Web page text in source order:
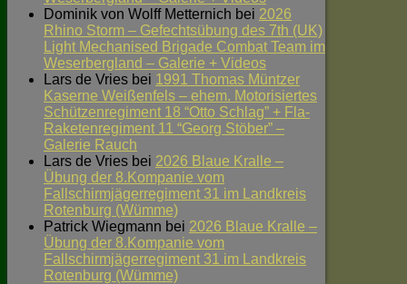
Dominik von Wolff Metternich bei 2026
Rhino Storm – Gefechtsübung des 7th (UK)
Light Mechanised Brigade Combat Team im
Weserbergland – Galerie + Videos
Lars de Vries bei 1991 Thomas Müntzer
Kaserne Weißenfels – ehem. Motorisiertes
Schützenregiment 18 “Otto Schlag” + Fla-
Raketenregiment 11 “Georg Stöber” –
Galerie Rauch
Lars de Vries bei 2026 Blaue Kralle –
Übung der 8.Kompanie vom
Fallschirmjägerregiment 31 im Landkreis
Rotenburg (Wümme)
Patrick Wiegmann bei 2026 Blaue Kralle –
Übung der 8.Kompanie vom
Fallschirmjägerregiment 31 im Landkreis
Rotenburg (Wümme)